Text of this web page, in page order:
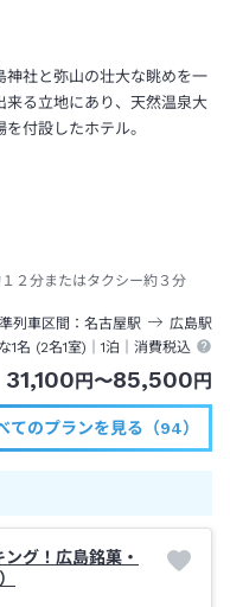
神社と弥山の壮大な眺めを一
来る立地にあり、天然温泉大
を付設したホテル。
２分またはタクシー約３分
列車区間 名古屋駅 広島駅
1名 (2名1室)｜1泊 ｜消費税込
31,100 円 〜85,500 円
てのプランを見る（94）
グ！広島銘菓・